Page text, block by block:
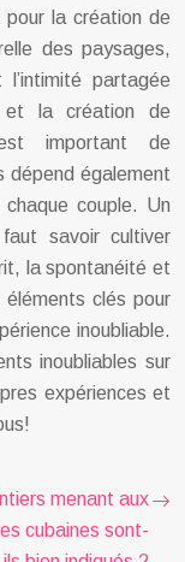
pour la création de
des paysages,
l’intimité partagée
et la création de
important de
dépend également
couple. Un
savoir cultiver
la spontanéité et
clés pour
inoubliable.
inoubliables sur
expériences et
menant aux
cubaines sont-